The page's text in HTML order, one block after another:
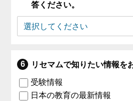
答ください。
リセマムで知りたい情報を
受験情報
日本の教育の最新情報